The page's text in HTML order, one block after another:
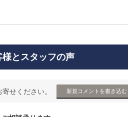
とスタッフの声
せください。 新規コメントを書き込む